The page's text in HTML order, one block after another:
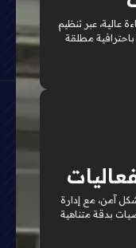
عالية، عبر تنظيم
مطلقةالخدمة
آمن، مع إدارة
بدقة متناهية
الحركة التامة
لحدثكم السنوي
الخدمة